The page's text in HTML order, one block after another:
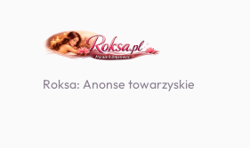
Roksa: Anonse towarzyskie